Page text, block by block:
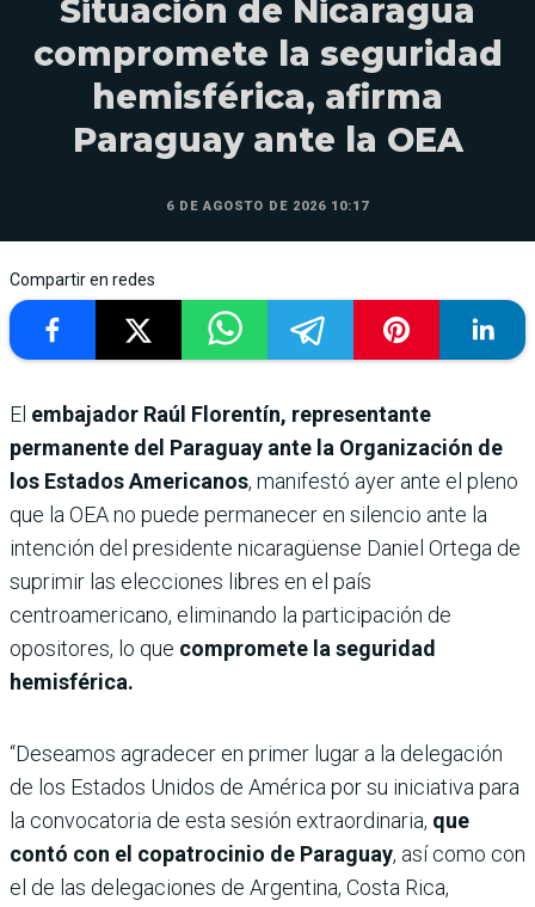
Situación de Nicaragua
compromete la seguridad
hemisférica, afirma
Paraguay ante la OEA
6 DE AGOSTO DE 2026 10:17
Compartir en redes
El embajador Raúl Florentín, representante
permanente del Paraguay ante la Organización de
los Estados Americanos, manifestó ayer ante el pleno
que la OEA no puede permanecer en silencio ante la
intención del presidente nicaragüense Daniel Ortega de
suprimir las elecciones libres en el país
centroamericano, eliminando la participación de
opositores, lo que compromete la seguridad
hemisférica.
“Deseamos agradecer en primer lugar a la delegación
de los Estados Unidos de América por su iniciativa para
la convocatoria de esta sesión extraordinaria, que
contó con el copatrocinio de Paraguay, así como con
el de las delegaciones de Argentina, Costa Rica,